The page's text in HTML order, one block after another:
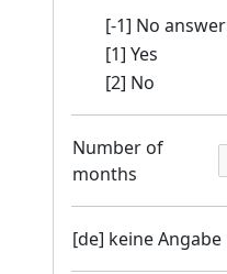
[-1] No answer
[1] Yes
[2] No
Number of
months
[de] keine Angabe